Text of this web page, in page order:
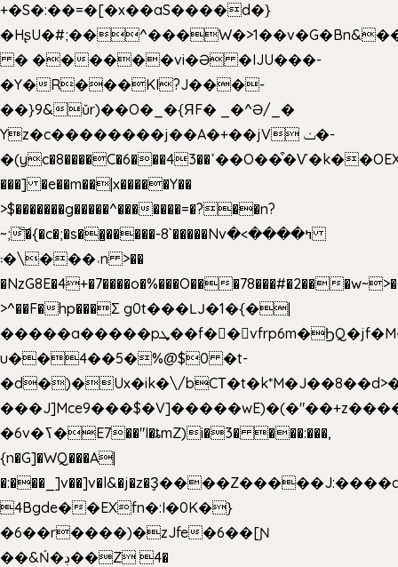
+�S�:��=�[�x��aS����d�}
� ������vi�Ə �IJU���-
�Y�R���KI?J���-
��}9&ǔr)��O�_�{ЯF� _�^Ə/_�
Yz�c��������j��A�+��jV ݖ�-
�(yc�8����C�6���43��ߴ��O��͒�Ѵ�k��OEX�2�,�)�t��@���aw����;�׷o�_��2�sy��.�=W�n��߃�{4��ߑ��i�8V6v4W�9��s���g�
���] �e��m��|x�����Y��
>$�������g�����^�������=�?��n?
~;͝�{�c�;�s��̺�����-8`�����Nvߤ����>�
��\�܃�˓n >��
�NzG8E�4+�7����o�%���O���78���#�2��
>^��F�hp���Σ g0t���Ǉ�1�{�|
�����a�����pܜ��f��vfrp6m�ϦQ�jf�M����J:�x��-?
u��4��5�%@$0 �t-
�d�)�Ux�ik�\/
���J]Mce9���$�V]�����wE)�(�"��+z���
�6v�ߖ�E7��"I�ȶmZ)i�3� ���:���,
{n�G]�WQ���A|
4Bgde��EXfn�:I�0K�}
�6��r����)�zJfe�6��[Ɲ
��&Ń�ڊ��Z 4�